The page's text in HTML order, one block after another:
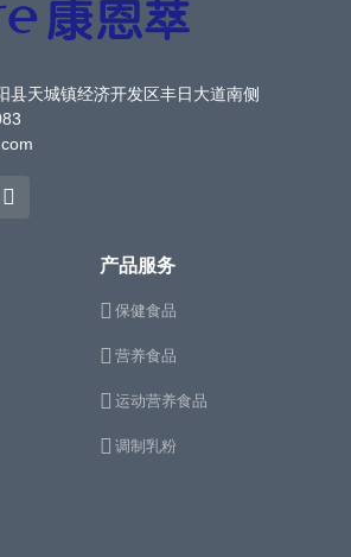
县天城镇经济开发区丰日大道南侧
产品服务
保健食品
营养食品
运动营养食品
调制乳粉